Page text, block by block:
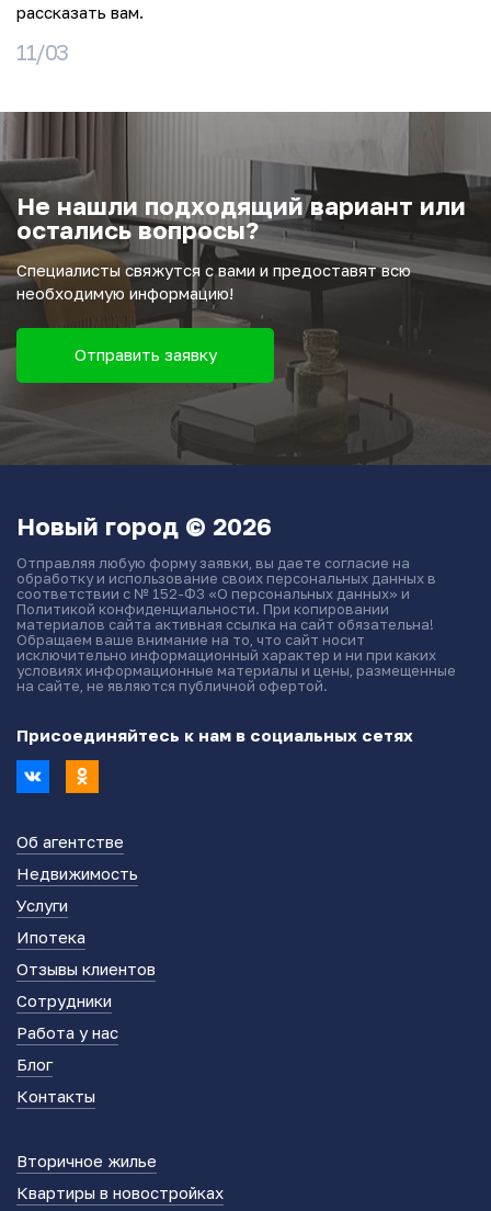
рассказать вам.
11/03
Не нашли подходящий вариант или
остались вопросы?
Специалисты свяжутся с вами и предоставят всю
необходимую информацию!
Отправить заявку
Новый город © 2026
Отправляя любую форму заявки, вы даете согласие на
обработку и использование своих персональных данных в
соответствии с № 152-ФЗ «О персональных данных» и
Политикой конфиденциальности. При копировании
материалов сайта активная ссылка на сайт обязательна!
Обращаем ваше внимание на то, что сайт носит
исключительно информационный характер и ни при каких
условиях информационные материалы и цены, размещенные
на сайте, не являются публичной офертой.
Присоединяйтесь к нам в социальных сетях
Об агентстве
Недвижимость
Услуги
Ипотека
Отзывы клиентов
Сотрудники
Работа у нас
Блог
Контакты
Вторичное жилье
Квартиры в новостройках